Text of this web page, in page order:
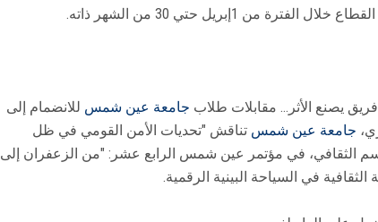
من 1إبريل حتي 30 من الشهر ذاته.
يصنع الأثر… مقابلات طلاب جامعة عين شمس للانضمام إلى
جامعة عين شمس تناقش "تحديات الأمن القومي في ظل
الثقافي، في مؤتمر عين شمس الرابع عشر: "من الزعفران إلى
في السياحة البينية الرقمية.